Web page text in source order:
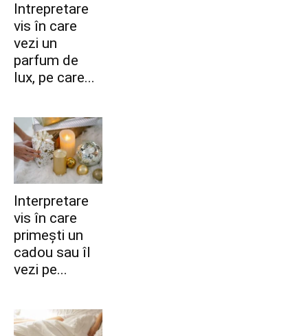
Intrepretare
vis în care
vezi un
parfum de
lux, pe care...
Interpretare
vis în care
primești un
cadou sau îl
vezi pe...